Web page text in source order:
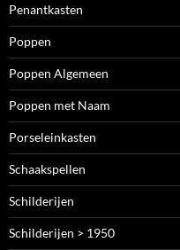
Penantkasten
Poppen
Poppen Algemeen
Poppen met Naam
Porseleinkasten
Schaakspellen
Schilderijen
Schilderijen > 1950